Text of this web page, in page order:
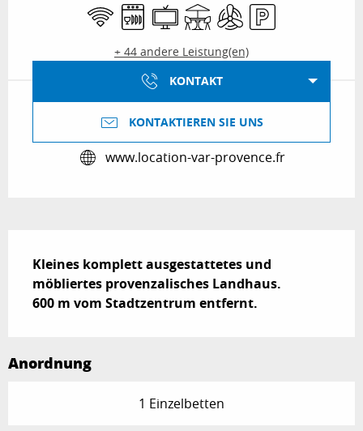
Wi-Fi Geschirrspülmaschine
FernsehenTerrasseKlimaanlage
Parkplatz
+ 44 andere Leistung(en)
KONTAKT
KONTAKTIEREN SIE UNS
www.location-var-provence.fr
Kleines komplett ausgestattetes und
möbliertes provenzalisches Landhaus.
600 m vom Stadtzentrum entfernt.
Anordnung
1 Einzelbetten